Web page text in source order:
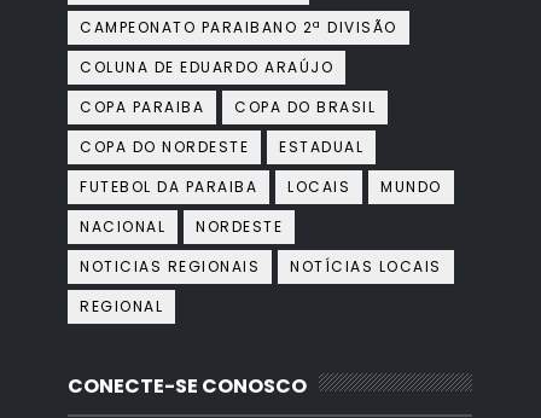
CAMPEONATO PARAIBANO 2ª DIVISÃO
COLUNA DE EDUARDO ARAÚJO
COPA PARAIBA
COPA DO BRASIL
COPA DO NORDESTE
ESTADUAL
FUTEBOL DA PARAIBA
LOCAIS
MUNDO
NACIONAL
NORDESTE
NOTICIAS REGIONAIS
NOTÍCIAS LOCAIS
REGIONAL
CONECTE-SE CONOSCO